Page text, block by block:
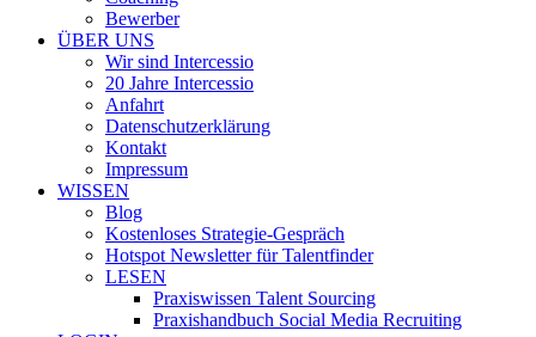
Bewerber
ÜBER UNS
Wir sind Intercessio
20 Jahre Intercessio
Anfahrt
Datenschutzerklärung
Kontakt
Impressum
WISSEN
Blog
Kostenloses Strategie-Gespräch
Hotspot Newsletter für Talentfinder
LESEN
Praxiswissen Talent Sourcing
Praxishandbuch Social Media Recruiting